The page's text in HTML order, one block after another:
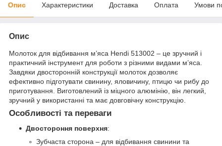
Опис Характеристики Доставка Оплата Умови
Опис
Молоток для відбивання м’яса Hendi 513002 – це зручний і
практичний інструмент для роботи з різними видами м’яса.
Завдяки двосторонній конструкції молоток дозволяє
ефективно підготувати свинину, яловичину, птицю чи рибу до
приготування. Виготовлений із міцного алюмінію, він легкий,
зручний у використанні та має довговічну конструкцію.
Особливості та переваги
Двостороння поверхня:
Зубчаста сторона – для відбивання свинини та